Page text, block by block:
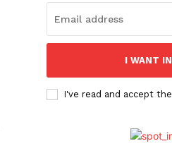
I WANT IN
I've read and accept the